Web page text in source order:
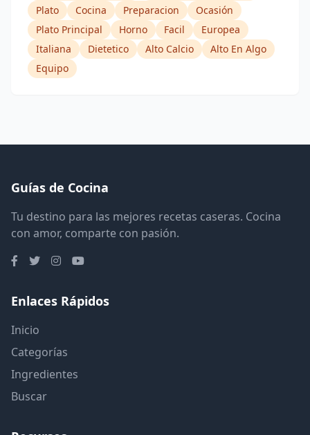
Plato
Cocina Preparacion
Ocasión
Plato Principal
Horno Facil
Europea
Italiana
Dietetico Alto Calcio
Alto En Algo
Equipo
Guías de Cocina
Tu destino para las mejores recetas caseras. Cocina
con amor, comparte con pasión.
Enlaces Rápidos
Inicio
Categorías
Ingredientes
Buscar